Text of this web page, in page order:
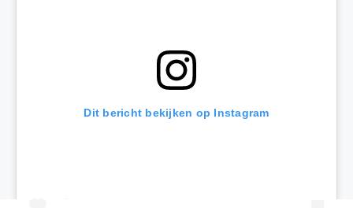
Dit bericht bekijken op Instagram